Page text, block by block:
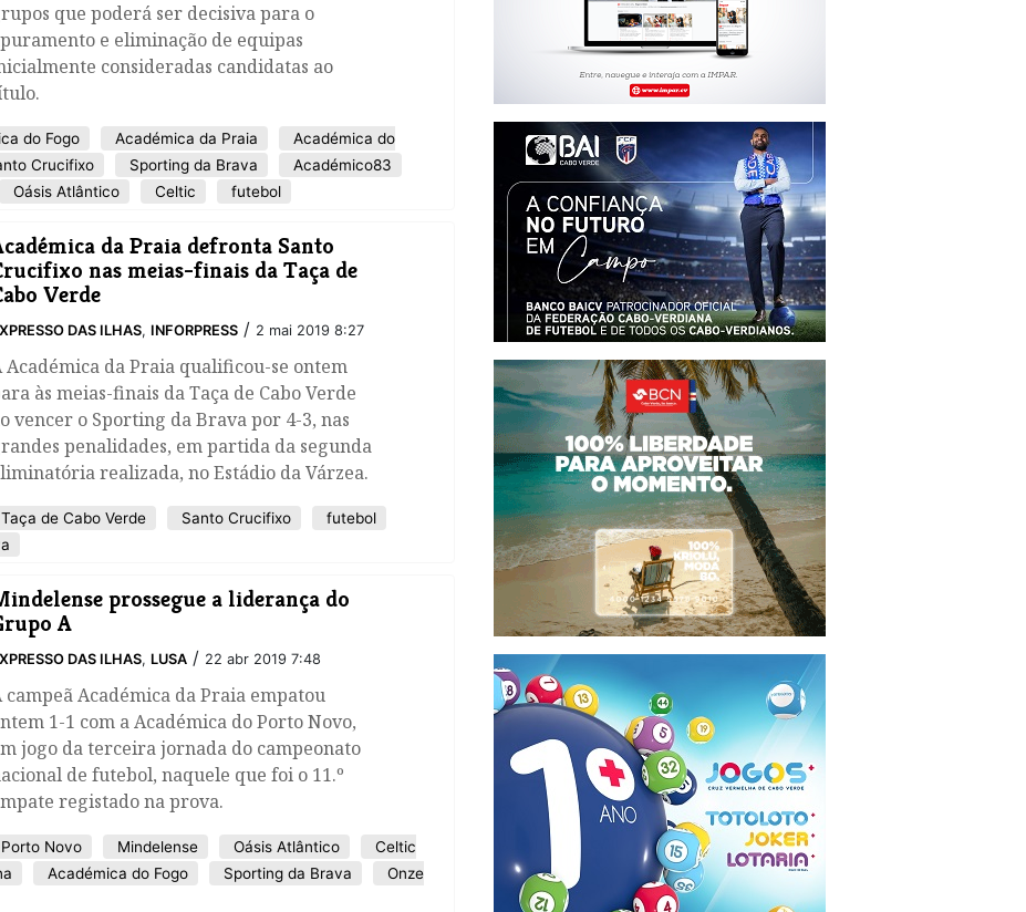
que poderá ser decisiva para o
e eliminação de equipas
consideradas candidatas ao
do Fogo Académica da Praia
Académica do
Crucifixo Sporting da Brava
Académico83
Oásis Atlântico Celtic futebol
da Praia defronta Santo
nas meias-finais da Taça de
Verde
DAS ILHAS, INFORPRESS / 2 mai 2019 8:27
Académica da Praia qualificou-se ontem
às meias-finais da Taça de Cabo Verde
vencer o Sporting da Brava por 4-3, nas
penalidades, em partida da segunda
realizada, no Estádio da Várzea.
Taça de Cabo Verde Santo Crucifixo
futebol
prossegue a liderança do
A
DAS ILHAS, LUSA / 22 abr 2019 7:48
campeã Académica da Praia empatou
1-1 com a Académica do Porto Novo,
jogo da terceira jornada do campeonato
de futebol, naquele que foi o 11.º
registado na prova.
Porto Novo Mindelense Oásis Atlântico
Celtic
Académica do Fogo Sporting da Brava
Onze